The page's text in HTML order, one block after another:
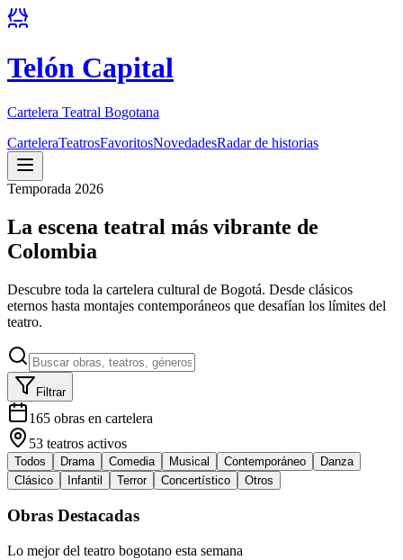
Telón Capital
Cartelera Teatral Bogotana
CarteleraTeatrosFavoritosNovedadesRadar de historias
Temporada 2026
La escena teatral más vibrante de
Colombia
Descubre toda la cartelera cultural de Bogotá. Desde clásicos
eternos hasta montajes contemporáneos que desafían los límites del
teatro.
Filtrar
165 obras en cartelera
53 teatros activos
Todos Drama Comedia Musical Contemporáneo
Danza
Clásico
Infantil Terror Concertístico Otros
Obras Destacadas
Lo mejor del teatro bogotano esta semana